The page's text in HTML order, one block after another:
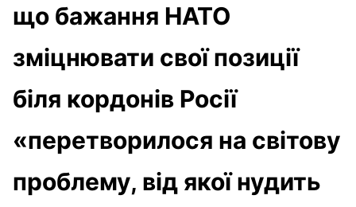
що бажання НАТО
зміцнювати свої позиції
біля кордонів Росії
«перетворилося на світову
проблему, від якої нудить